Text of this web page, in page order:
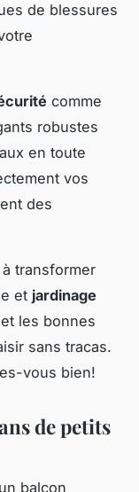
de blessures
comme
robustes
en toute
vos
des
transformer
et jardinage
les bonnes
sans tracas.
vous bien!
de petits
balcon